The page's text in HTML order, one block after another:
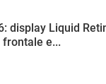
display Liquid
frontale e...